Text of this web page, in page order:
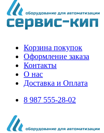
Корзина покупок
Оформление заказа
Контакты
О нас
Доставка и Оплата
8 987 555-28-02